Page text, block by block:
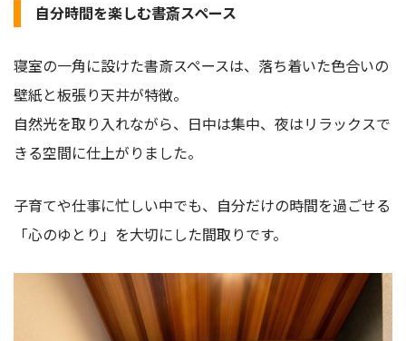
自分時間を楽しむ書斎スペース
寝室の一角に設けた書斎スペースは、落ち着いた色合いの
壁紙と板張り天井が特徴。
自然光を取り入れながら、日中は集中、夜はリラックスで
きる空間に仕上がりました。
子育てや仕事に忙しい中でも、自分だけの時間を過ごせる
「心のゆとり」を大切にした間取りです。